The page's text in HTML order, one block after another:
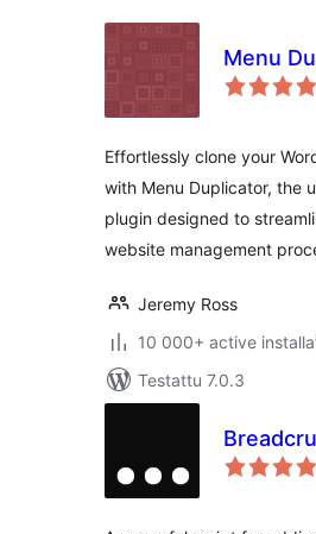
Menu
Effortlessly clone your
with Menu Duplicator, the
plugin designed to
website management
Jeremy Ross
10 000+ active
Testattu 7.0.3